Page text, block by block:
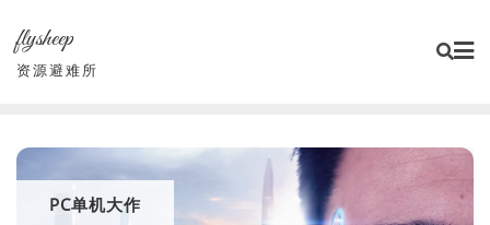
content
flysheep
资源避难所
PC单机大作